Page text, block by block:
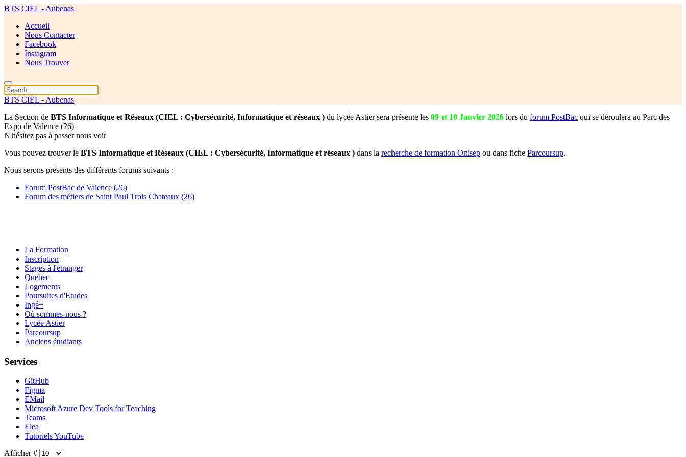
BTS CIEL - Aubenas
Accueil
Nous Contacter
Facebook
Instagram
Nous Trouver
BTS CIEL - Aubenas
La Section de BTS Informatique et Réseaux (CIEL : Cybersécurité, Informatique et réseaux ) du lycée Astier sera présente les 09 et 10 Janvier 2026 lors du forum PostBac qui se déroulera au Parc des
Expo de Valence (26)
N'hésitez pas à passer nous voir
Vous pouvez trouver le BTS Informatique et Réseaux (CIEL : Cybersécurité, Informatique et réseaux ) dans la recherche de formation Onisep ou dans fiche Parcoursup.
Nous serons présents des différents forums suivants :
Forum PostBac de Valence (26)
Forum des métiers de Saint Paul Trois Chateaux (26)
La Formation
Inscription
Stages à l'étranger
Quebec
Logements
Poursuites d'Etudes
Ingé+
Où sommes-nous ?
Lycée Astier
Parcoursup
Anciens étudiants
Services
GitHub
Figma
EMail
Microsoft Azure Dev Tools for Teaching
Teams
Elea
Tutoriels YouTube
Afficher #